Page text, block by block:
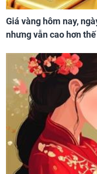
Giá vàng hôm nay,
nhưng vẫn cao hơn